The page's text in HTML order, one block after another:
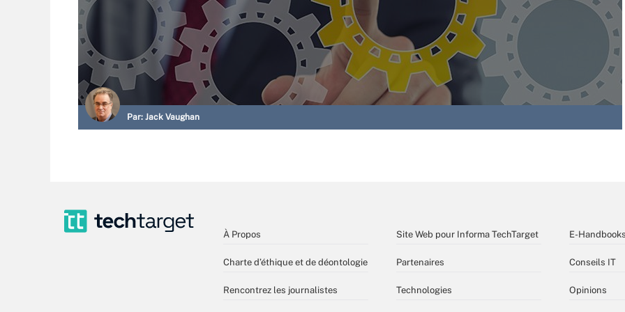
Par: Jack Vaughan
À Propos
Charte d’éthique et de déontologie
Rencontrez les journalistes
Site Web pour Informa TechTarget
Partenaires
Technologies
E-
Conseils IT
Opinions